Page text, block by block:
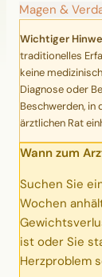
Garten
Quiz
Suche
Erntekorb
Magen &
Wichtiger
traditionelles
keine
Diagnose oder
Beschwerden, in
ärztlichen Rat
Wann zum
Suchen Sie
Wochen
ist oder Sie
Herzproblem